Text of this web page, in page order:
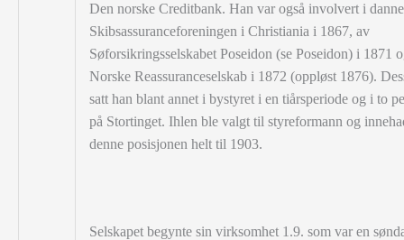
Den norske Creditbank. Han var også involvert i
Skibsassuranceforeningen i Christiania i 1867, av
Søforsikringsselskabet Poseidon (se Poseidon) i 1871
Norske Reassuranceselskab i 1872 (oppløst 1876).
satt han blant annet i bystyret i en tiårsperiode og i to
på Stortinget. Ihlen ble valgt til styreformann og
denne posisjonen helt til 1903.
Selskapet begynte sin virksomhet 1.9. som var en